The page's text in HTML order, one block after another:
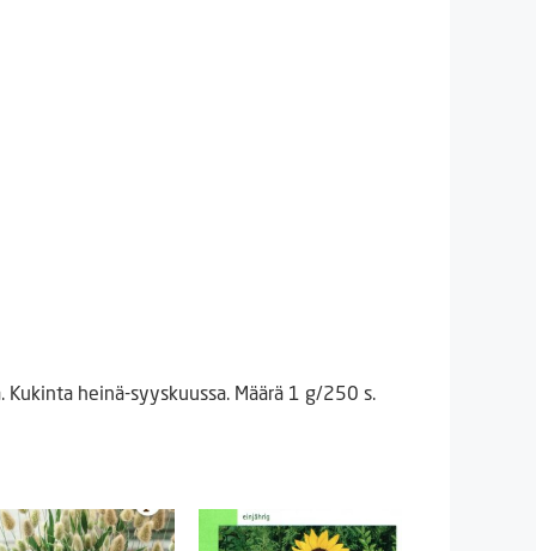
heinä-syyskuussa. Määrä 1 g/250 s.